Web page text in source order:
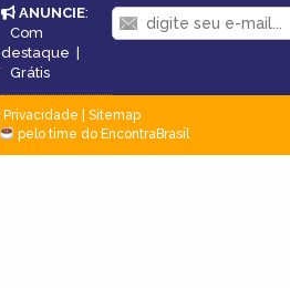
ANUNCIE:
Com
destaque |
Grátis
Privacidade
Sitemap
pelo time do EncontraBrasil